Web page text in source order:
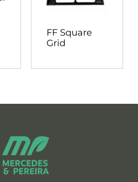
FF Square
Grid